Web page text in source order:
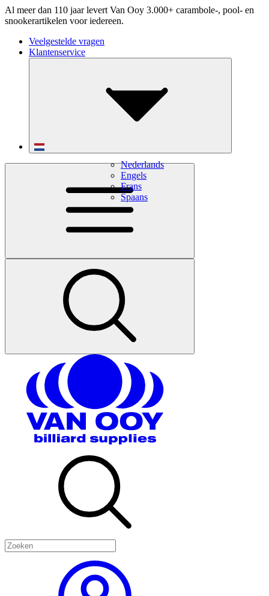
Al meer dan 110 jaar levert Van Ooy 3.000+ carambole-, pool- en
snookerartikelen voor iedereen.
Veelgestelde vragen
Klantenservice
Nederlands
Engels
Frans
Spaans